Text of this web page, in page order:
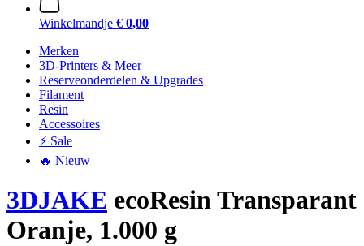
Winkelmandje € 0,00
Merken
3D-Printers & Meer
Reserveonderdelen & Upgrades
Filament
Resin
Accessoires
⚡ Sale
🔥 Nieuw
3DJAKE ecoResin Transparant
Oranje, 1.000 g